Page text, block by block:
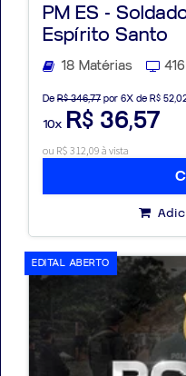
PM ES -
Espírito Santo
18 Matérias
De R$ 346,77 por 6X de R$
10x R$ 36,57
ou R$ 312,09 à vista
EDITAL ABERTO